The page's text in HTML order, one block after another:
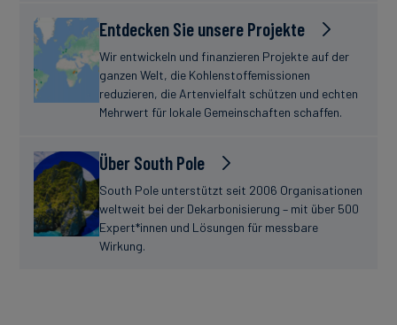
Entdecken Sie unsere Projekte
Wir entwickeln und finanzieren Projekte auf der
ganzen Welt, die Kohlenstoffemissionen
reduzieren, die Artenvielfalt schützen und echten
Mehrwert für lokale Gemeinschaften schaffen.
Über South Pole
South Pole unterstützt seit 2006 Organisationen
weltweit bei der Dekarbonisierung – mit über 500
Expert*innen und Lösungen für messbare
Wirkung.